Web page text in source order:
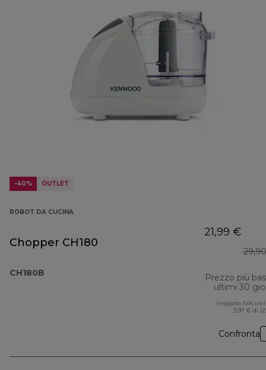
-40% OUTLET
ROBOT DA CUCINA
Chopper CH180
CH180B
21,99 €
Prezzo più
ultimi 30
Importo IVA
3,97 € di
Confronta